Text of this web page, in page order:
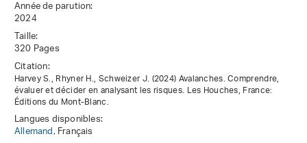
Année de parution:
2024
Taille:
320 Pages
Citation:
Harvey S., Rhyner H., Schweizer J. (2024) Avalanches. Comprendre,
évaluer et décider en analysant les risques. Les Houches, France:
Éditions du Mont-Blanc.
Langues disponibles:
Allemand,Français